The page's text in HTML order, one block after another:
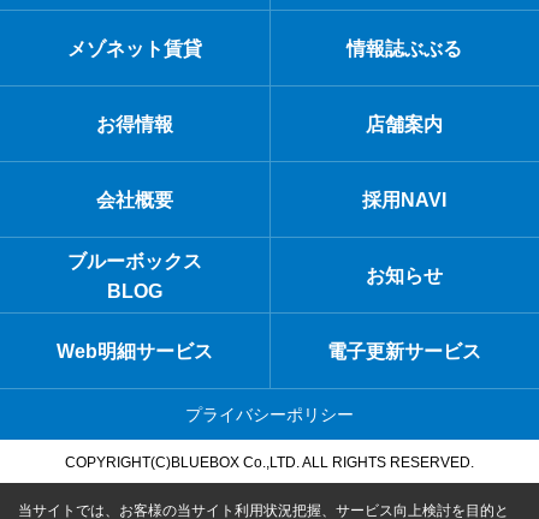
メゾネット賃貸 情報誌ぶぶる
お得情報 店舗案内
会社概要 採用NAVI
ブルーボックス
BLOG
お知らせ
Web明細サービス 電子更新サービス
プライバシーポリシー
COPYRIGHT(C)BLUEBOX Co.,LTD. ALL RIGHTS RESERVED.
当サイトでは、お客様の当サイト利用状況把握、サービス向上検討を目的と